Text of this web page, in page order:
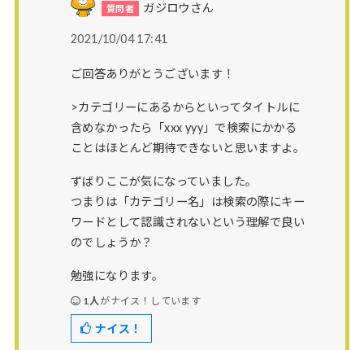
ガジロウさん
2021/10/04 17:41
ご回答ありがとうございます！
>カテゴリーにあるからといってタイトルに
含めなかったら「xxx yyy」で検索にかかる
ことはほとんど期待できないと思いますよ。
ずばりここが気になっていました。
つまりは「カテゴリー名」は検索の際にキー
ワードとして認識されないという理解で良い
のでしょうか？
勉強になります。
1人がナイス！しています
ナイス！